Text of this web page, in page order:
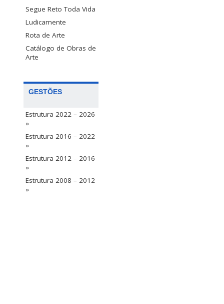
Segue Reto Toda Vida
Ludicamente
Rota de Arte
Catálogo de Obras de
Arte
GESTÕES
Estrutura 2022 – 2026
»
Estrutura 2016 – 2022
»
Estrutura 2012 – 2016
»
Estrutura 2008 – 2012
»